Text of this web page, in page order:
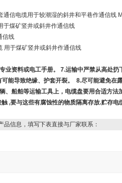
信电缆用于较潮湿的斜井和平巷作通信线
于煤矿竖井或斜井作通信线
信线
用于煤矿竖井或斜井作通信线
业资料或电工手册。 7.运输中严禁从高处扔
能导致绝缘、护套开裂。 8.尽可能避免在
船舶等运输工具上，电缆盘要用合适方法
,要与这些有腐蚀性的物质隔离存放.贮存电
品信息，填写下表直接与厂家联系：